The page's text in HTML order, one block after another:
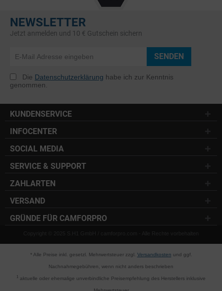
NEWSLETTER
Jetzt anmelden und 10 € Gutschein sichern
SENDEN
Die Datenschutzerklärung habe ich zur Kenntnis
genommen.
KUNDENSERVICE
INFOCENTER
SOCIAL MEDIA
SERVICE & SUPPORT
ZAHLARTEN
VERSAND
GRÜNDE FÜR CAMFORPRO
Copyright © 2025 S.H1 GmbH / camforpro.com - Alle Rechte vorbehalten
* Alle Preise inkl. gesetzl. Mehrwertsteuer zzgl. Versandkosten und ggf.
Nachnahmegebühren, wenn nicht anders beschrieben
1 aktuelle oder ehemalige unverbindliche Preisempfehlung des Herstellers inklusive